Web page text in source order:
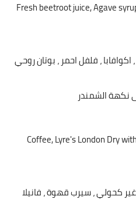
Fresh beetroot juice, Agave
، فلفل احمر ، بوتان روحي
نكهة الشمندر
Coffee, Lyre's London Dry
كحولي ، سيرب قهوة ، فانيلا